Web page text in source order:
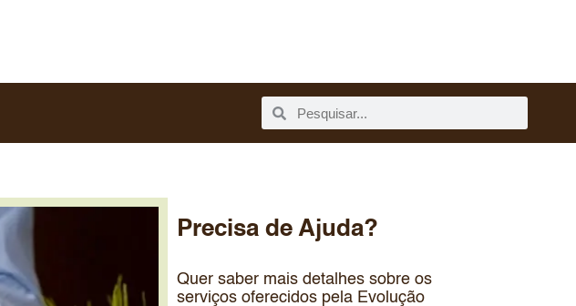
Precisa de Ajuda?
Quer saber mais detalhes sobre os
serviços oferecidos pela Evolução